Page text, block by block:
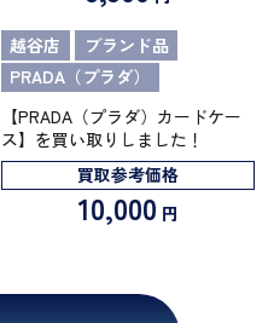
越谷店
ブランド品
PRADA（プラダ）
【PRADA（プラダ）カードケー
ス】を買い取りしました！
買取参考価格
10,000 円